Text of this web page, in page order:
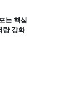
는 핵심
량 강화